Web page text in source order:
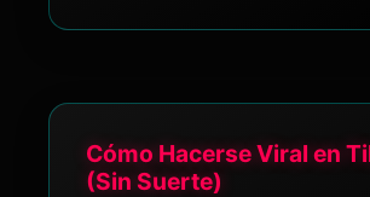
Cómo Hacerse Viral en
(Sin Suerte)